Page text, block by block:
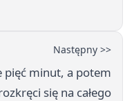
Następny >>
pięć minut, a potem
się na całego